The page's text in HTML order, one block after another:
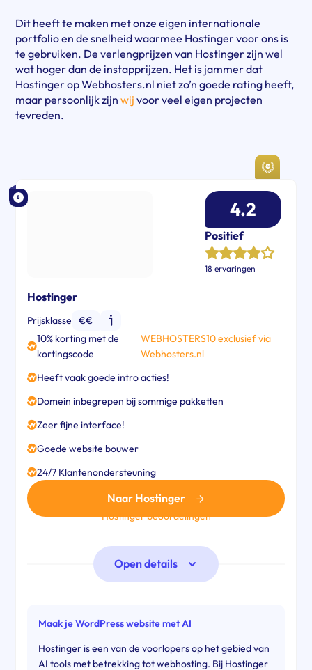
Dit heeft te maken met onze eigen internationale
portfolio en de snelheid waarmee Hostinger voor ons is
te gebruiken. De verlengprijzen van Hostinger zijn wel
wat hoger dan de instapprijzen. Het is jammer dat
Hostinger op Webhosters.nl niet zo’n goede rating heeft,
maar persoonlijk zijnwij voor veel eigen projecten
tevreden.
8
Hostinger
Prijsklasse
€€
10% korting met de
kortingscode
WEBHOSTERS10 exclusief via
Webhosters.nl
Heeft vaak goede intro acties!
Domein inbegrepen bij sommige pakketten
Zeer fijne interface!
Goede website bouwer
24/7 Klantenondersteuning
Positief
18 ervaringen
4.2
Naar Hostinger
Hostinger beoordelingen
Open details
Maak je WordPress website met AI
Hostinger is een van de voorlopers op het gebied van
AI tools met betrekking tot webhosting. Bij Hostinger